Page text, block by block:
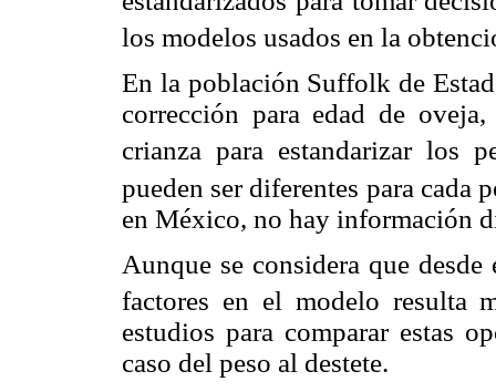
los modelos usados en la
En la población Suffolk de
corrección para edad de
crianza para estandarizar los
pueden ser diferentes para cada
en México, no hay información
Aunque se considera que
factores en el modelo resulta
estudios para comparar estas
caso del peso al destete.